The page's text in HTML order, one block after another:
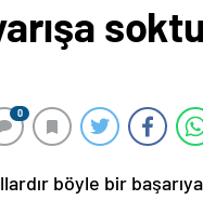
0
böyle bir